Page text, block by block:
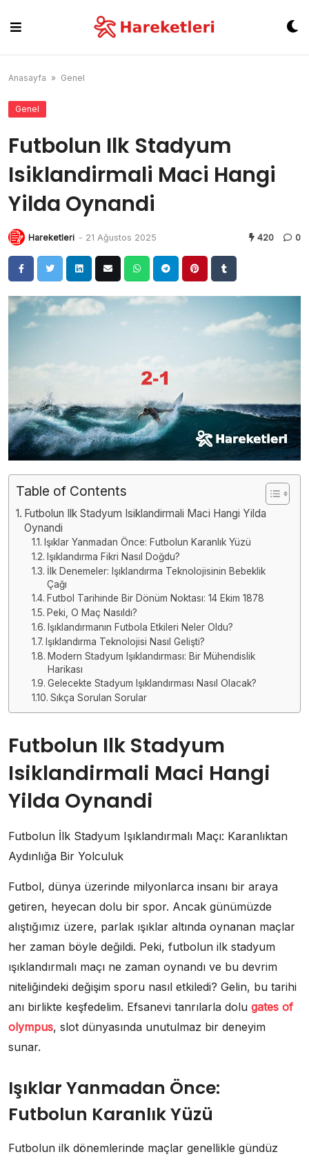
content
Anasayfa » Genel
Genel
Futbolun Ilk Stadyum
Isiklandirmali Maci Hangi
Yilda Oynandi
Hareketleri - 21 Ağustos 2025 420 0
Table of Contents
Futbolun Ilk Stadyum Isiklandirmali Maci Hangi Yilda
Oynandi
Işıklar Yanmadan Önce: Futbolun Karanlık Yüzü
Işıklandırma Fikri Nasıl Doğdu?
İlk Denemeler: Işıklandırma Teknolojisinin Bebeklik
Çağı
Futbol Tarihinde Bir Dönüm Noktası: 14 Ekim 1878
Peki, O Maç Nasıldı?
Işıklandırmanın Futbola Etkileri Neler Oldu?
Işıklandırma Teknolojisi Nasıl Gelişti?
Modern Stadyum Işıklandırması: Bir Mühendislik
Harikası
Gelecekte Stadyum Işıklandırması Nasıl Olacak?
Sıkça Sorulan Sorular
Futbolun Ilk Stadyum
Isiklandirmali Maci Hangi
Yilda Oynandi
Futbolun İlk Stadyum Işıklandırmalı Maçı: Karanlıktan
Aydınlığa Bir Yolculuk
Futbol, dünya üzerinde milyonlarca insanı bir araya
getiren, heyecan dolu bir spor. Ancak günümüzde
alıştığımız üzere, parlak ışıklar altında oynanan maçlar
her zaman böyle değildi. Peki, futbolun ilk stadyum
ışıklandırmalı maçı ne zaman oynandı ve bu devrim
niteliğindeki değişim sporu nasıl etkiledi? Gelin, bu tarihi
anı birlikte keşfedelim. Efsanevi tanrılarla dolu gates of
olympus, slot dünyasında unutulmaz bir deneyim
sunar.
Işıklar Yanmadan Önce:
Futbolun Karanlık Yüzü
Futbolun ilk dönemlerinde maçlar genellikle gündüz